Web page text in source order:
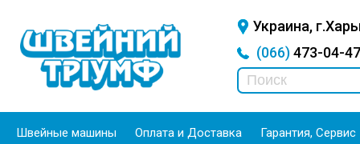
Украина,
(066)473-04-
Швейные машины Оплата и Доставка Гарантия, Сервис